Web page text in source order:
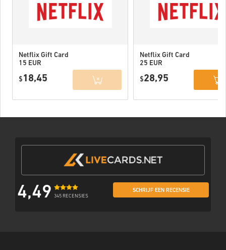
Netflix Gift Card
15 EUR
$ 18,45
Netflix Gift Card
25 EUR
$28,95
4,49 345 RECENSIES
SCHRIJF EEN RECENSIE